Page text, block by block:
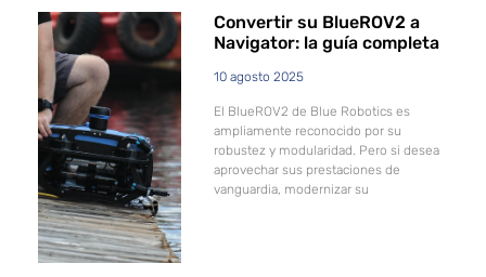
Convertir su BlueROV2 a
Navigator: la guía completa
10 agosto 2025
El BlueROV2 de Blue Robotics es
ampliamente reconocido por su
robustez y modularidad. Pero si desea
aprovechar sus prestaciones de
vanguardia, modernizar su